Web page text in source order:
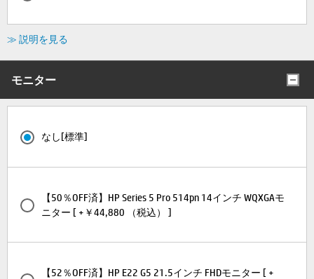
≫ 説明を見る
モニター
なし[標準]
【50％OFF済】HP Series 5 Pro 514pn 14インチ WQXGAモ
ニター [ +￥44,880 （税込） ]
【52％OFF済】HP E22 G5 21.5インチ FHDモニター [ +